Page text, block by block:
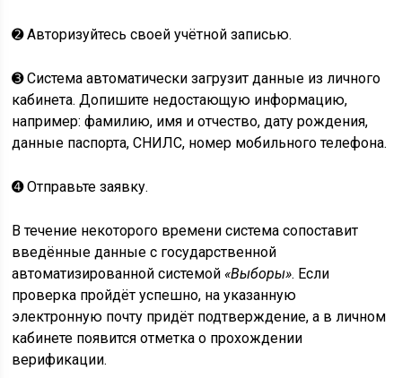
➋ Авторизуйтесь своей учётной записью.
➌ Система автоматически загрузит данные из личного
кабинета. Допишите недостающую информацию,
например: фамилию, имя и отчество, дату рождения,
данные паспорта, СНИЛС, номер мобильного телефона.
➍ Отправьте заявку.
В течение некоторого времени система сопоставит
введённые данные с государственной
автоматизированной системой«Выборы». Если
проверка пройдёт успешно, на указанную
электронную почту придёт подтверждение, а в личном
кабинете появится отметка о прохождении
верификации.